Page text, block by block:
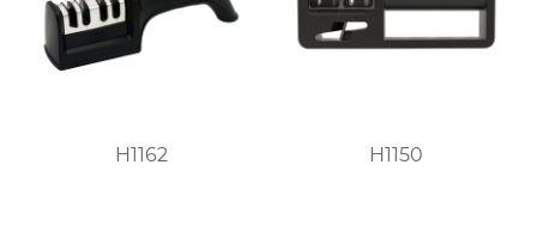
H1162 H1150